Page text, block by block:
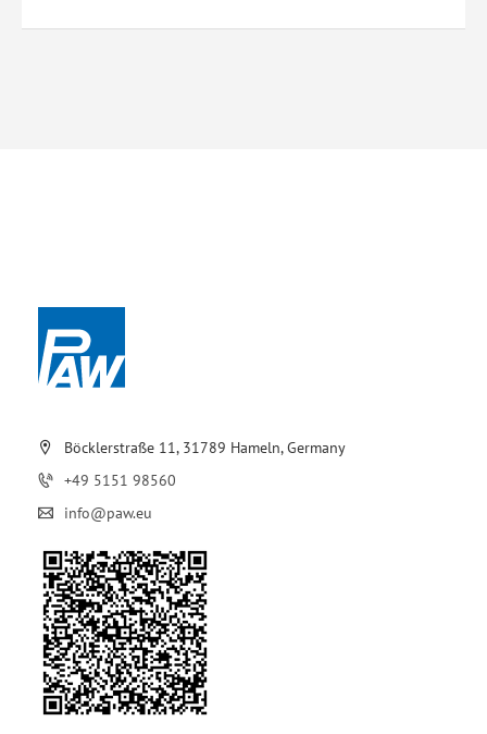
Böcklerstraße 11, 31789 Hameln, Germany
+49 5151 98560
info@paw.eu